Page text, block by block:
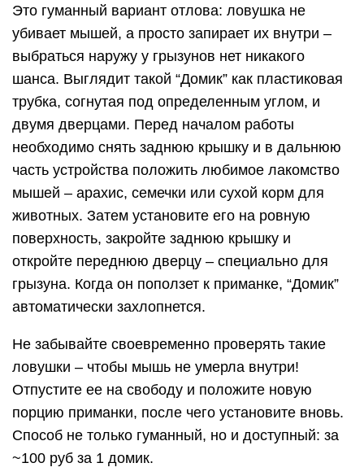
Это гуманный вариант отлова: ловушка не
убивает мышей, а просто запирает их внутри –
выбраться наружу у грызунов нет никакого
шанса. Выглядит такой “Домик” как пластиковая
трубка, согнутая под определенным углом, и
двумя дверцами. Перед началом работы
необходимо снять заднюю крышку и в дальнюю
часть устройства положить любимое лакомство
мышей – арахис, семечки или сухой корм для
животных. Затем установите его на ровную
поверхность, закройте заднюю крышку и
откройте переднюю дверцу – специально для
грызуна. Когда он поползет к приманке, “Домик”
автоматически захлопнется.
Не забывайте своевременно проверять такие
ловушки – чтобы мышь не умерла внутри!
Отпустите ее на свободу и положите новую
порцию приманки, после чего установите вновь.
Способ не только гуманный, но и доступный: за
~100 руб за 1 домик.